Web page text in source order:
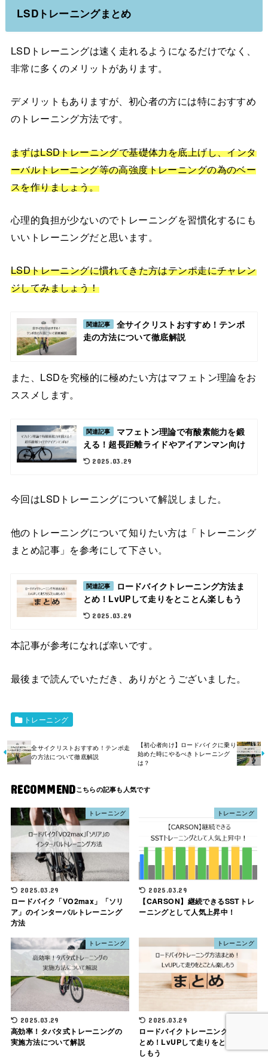
LSDトレーニングまとめ
LSDトレーニングは速く走れるようになるだけでなく、
非常に多くのメリットがあります。
デメリットもありますが、初心者の方には特におすすめ
のトレーニング方法です。
まずはLSDトレーニングで基礎体力を底上げし、インタ
ーバルトレーニング等の高強度トレーニングの為のベー
スを作りましょう。
心理的負担が少ないのでトレーニングを習慣化するにも
いいトレーニングだと思います。
LSDトレーニングに慣れてきた方はテンポ走にチャレン
ジしてみましょう！
関連記事
全サイクリストおすすめ！テンポ
走の方法について徹底解説
また、LSDを究極的に極めたい方はマフェトン理論をお
ススメします。
関連記事
マフェトン理論で有酸素能力を鍛
える！超長距離ライドやアイアンマン向け
2025.03.29
今回はLSDトレーニングについて解説しました。
他のトレーニングについて知りたい方は「トレーニング
まとめ記事」を参考にして下さい。
関連記事
ロードバイクトレーニング方法ま
とめ！LvUPして走りをとことん楽しもう
2025.03.29
本記事が参考になれば幸いです。
最後まで読んでいただき、ありがとうございました。
トレーニング
全サイクリストおすすめ！テンポ走
の方法について徹底解説
【初心者向け】ロードバイクに乗り
始めた時にやるべきトレーニング
は？
RECOMMEND
トレーニング
2025.03.29
ロードバイク「VO2max」「ソリ
ア」のインターバルトレーニング
方法
トレーニング
2025.03.29
【CARSON】継続できるSSTトレ
ーニングとして人気上昇中！
トレーニング
2025.03.29
高効率！タバタ式トレーニングの
実施方法について解説
トレーニング
2025.03.29
ロードバイクトレーニング方法ま
とめ！LvUPして走りをとことん楽
しもう